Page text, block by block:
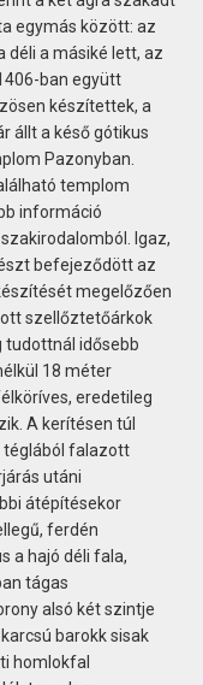
egymás között: az
déli a másiké lett, az
ban együtt
készítettek, a
állt a késő gótikus
Pazonyban.
templom
információ
Igaz,
befejeződött az
megelőzően
szellőztetőárkok
tudottnál idősebb
18 méter
eredetileg
A kerítésen túl
téglából falazott
utáni
átépítésekor
ferdén
a hajó déli fala,
tágas
alsó két szintje
barokk sisak
homlokfal